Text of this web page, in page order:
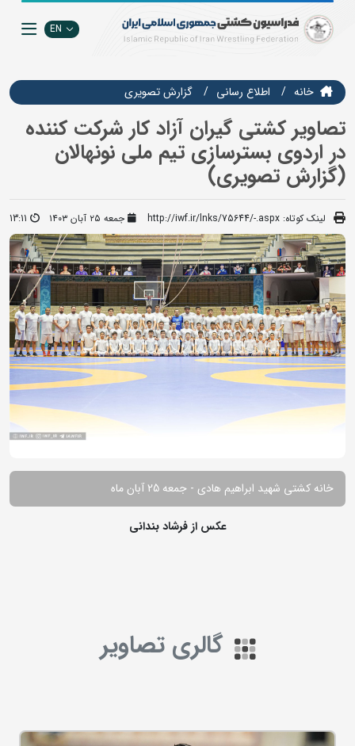
EN
خانه اطلاع رسانی گزارش تصويري
تصاویر کشتی گیران آزاد کار شرکت کننده
در اردوی بسترسازی تیم ملی نونهالان
(گزارش تصویری)
لینک کوتاه: http://iwf.ir/lnks/75644/-.aspx جمعه ۲۵ آبان ۱۴۰۳ 13:11
خانه کشتی شهید ابراهیم هادی - جمعه 25 آبان ماه
عکس از فرشاد بندانی
گالری تصاویر